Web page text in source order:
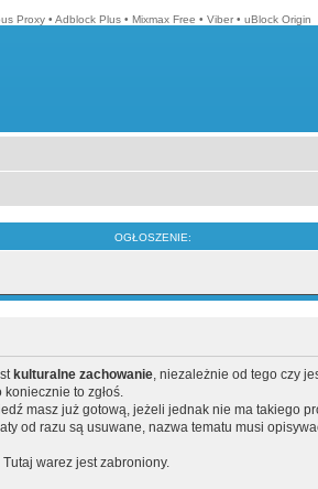
Proxy • Adblock Plus • Mixmax Free • Viber • uBlock Origin
OGŁOSZENIE:
kulturalne zachowanie, niezależnie od tego czy
to zgłoś.
masz już gotową, jeżeli jednak nie ma takiego
od razu są usuwane, nazwa tematu musi
warez jest zabroniony.